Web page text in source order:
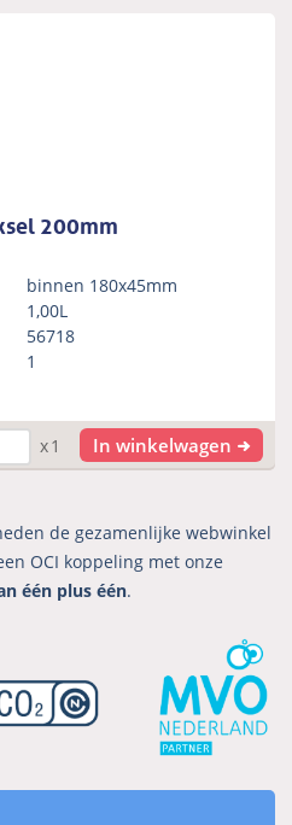
200mm
binnen 180x45mm
1,00L
56718
1
x1 In winkelwagen
de gezamenlijke webwinkel
OCI koppeling met onze
één plus één.